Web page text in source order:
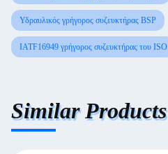
Υδραυλικός γρήγορος συζευκτήρας BSP
IATF16949 γρήγορος συζευκτήρας του ISO
Similar Products